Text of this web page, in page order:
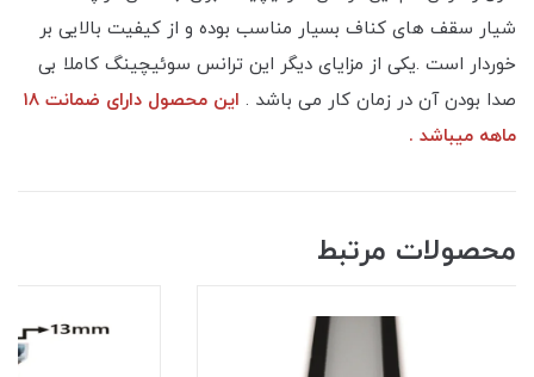
شیار سقف های کناف بسیار مناسب بوده و از کیفیت بالایی بر
خوردار است .یکی از مزایای دیگر این ترانس سوئیچینگ ‌کاملا بی
صدا بودن آن در زمان کار می باشد .
این محصول دارای ضمانت ۱۸
ماهه میباشد .
محصولات مرتبط